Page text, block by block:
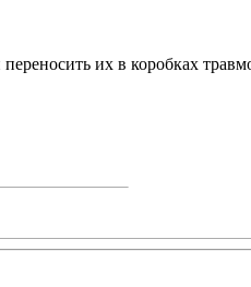
их в коробках